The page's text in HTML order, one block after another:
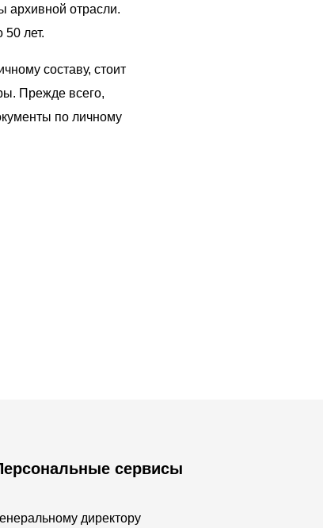
архивной отрасли.
лет.
составу, стоит
Прежде всего,
по личному
сервисы
директору